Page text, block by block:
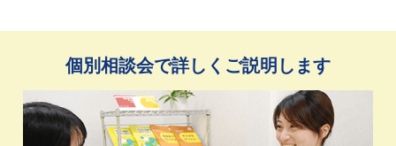
個別相談会で詳しくご説明します